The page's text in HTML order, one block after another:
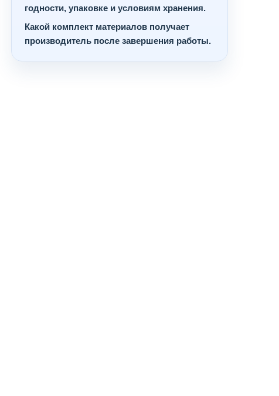
годности, упаковке и условиям хранения.
Какой комплект материалов получает
производитель после завершения работы.